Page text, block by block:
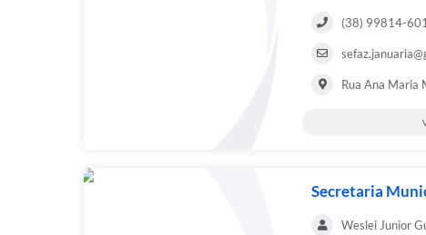
(38) 99814-
Rua Ana Maria
Secretaria
Weslei Junior